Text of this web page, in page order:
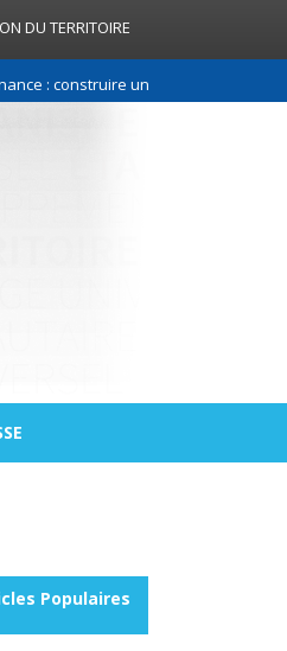
DU TERRITOIRE
une relation de confiance
Populaires